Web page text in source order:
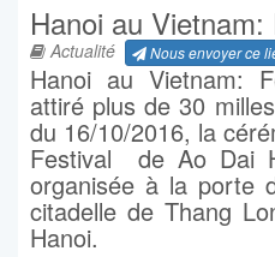
Hanoi au
Actualité Nous envoyer ce
Hanoi au Vietnam:
attiré plus de 30
du 16/10/2016, la
Festival de Ao Dai
organisée à la porte
citadelle de Thang
Hanoi.